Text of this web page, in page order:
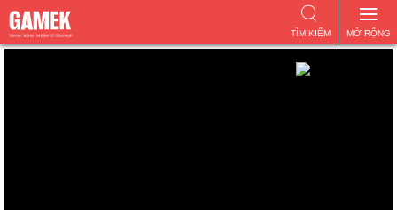
MỞ RỘNG
TÌM KIẾM